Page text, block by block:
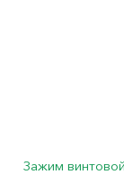
Зажим